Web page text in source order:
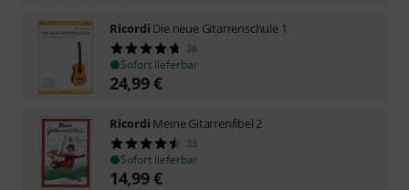
Ricordi Die neue Gitarrenschule 1
36
Sofort lieferbar
24,99€
Ricordi Meine Gitarrenfibel 2
33
Sofort lieferbar
14,99€